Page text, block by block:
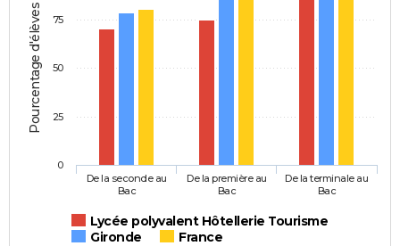
Pourcentage d'élèves
Lycée polyvalent Hôtellerie Tourisme
Gironde
France
De la seconde au
Bac
De la première au
Bac
De la terminale au
Bac
0
25
50
75